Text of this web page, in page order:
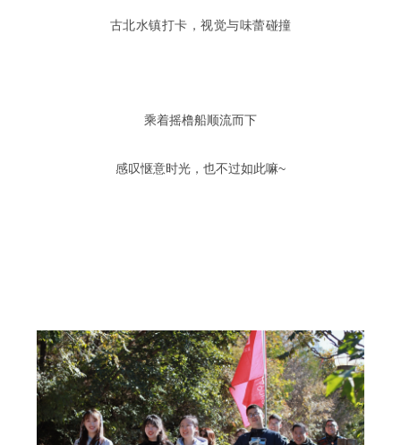
古北水镇打卡，视觉与味蕾碰撞
乘着摇橹船顺流而下
感叹惬意时光，也不过如此嘛~